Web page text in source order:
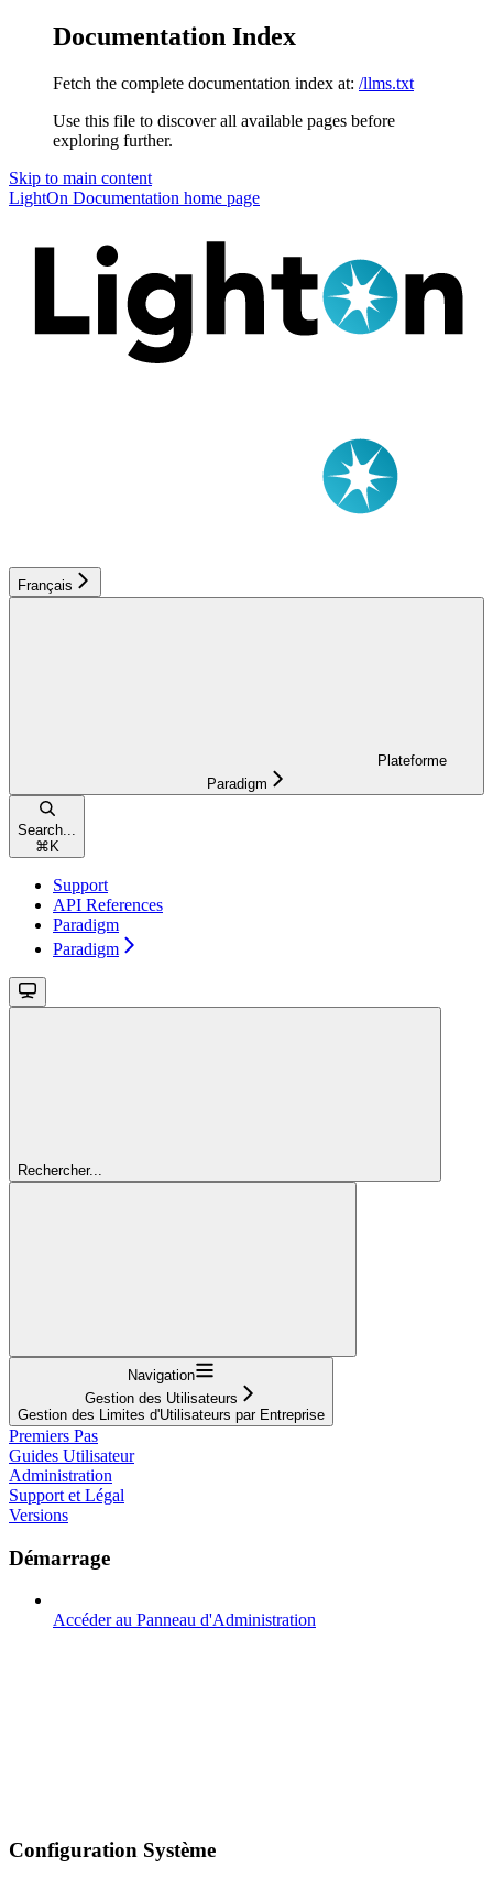
Documentation Index
Fetch the complete documentation index at: /llms.txt
Use this file to discover all available pages before
exploring further.
Skip to main content
LightOn Documentation home page
Français
Plateforme
Paradigm
Search...
⌘ K
Support
API References
Paradigm
Paradigm
Rechercher...
Navigation
Gestion des Utilisateurs
Gestion des Limites d'Utilisateurs par Entreprise
Premiers Pas
Guides Utilisateur
Administration
Support et Légal
Versions
Démarrage
Accéder au Panneau d'Administration
Configuration Système